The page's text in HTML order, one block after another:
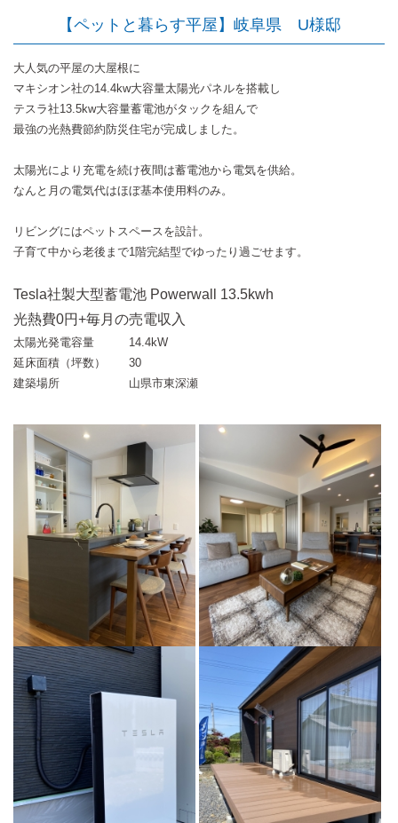
【ペットと暮らす平屋】岐阜県 U様邸
大人気の平屋の大屋根に
マキシオン社の14.4kw大容量太陽光パネルを搭載し
テスラ社13.5kw大容量蓄電池がタックを組んで
最強の光熱費節約防災住宅が完成しました。
太陽光により充電を続け夜間は蓄電池から電気を供給。
なんと月の電気代はほぼ基本使用料のみ。
リビングにはペットスペースを設計。
子育て中から老後まで1階完結型でゆったり過ごせます。
Tesla社製大型蓄電池 Powerwall 13.5kwh
光熱費0円+毎月の売電収入
太陽光発電容量
14.4kW
延床面積（坪数）
30
建築場所
山県市東深瀬